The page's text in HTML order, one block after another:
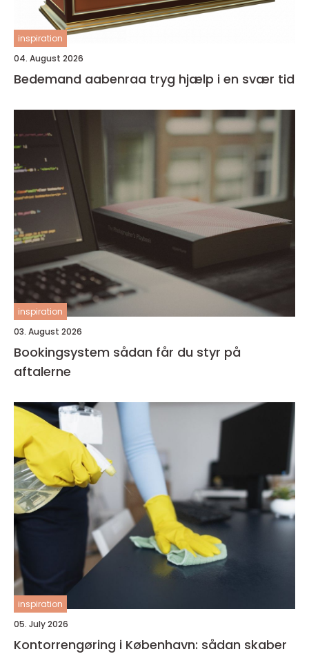
inspiration
04. August 2026
Bedemand aabenraa tryg hjælp i en svær tid
inspiration
03. August 2026
Bookingsystem sådan får du styr på
aftalerne
inspiration
05. July 2026
Kontorrengøring i København: sådan skaber